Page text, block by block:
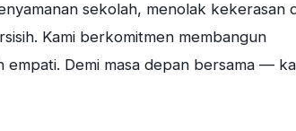
sekolah, menolak kekerasan
Kami berkomitmen membangun
empati. Demi masa depan bersama —